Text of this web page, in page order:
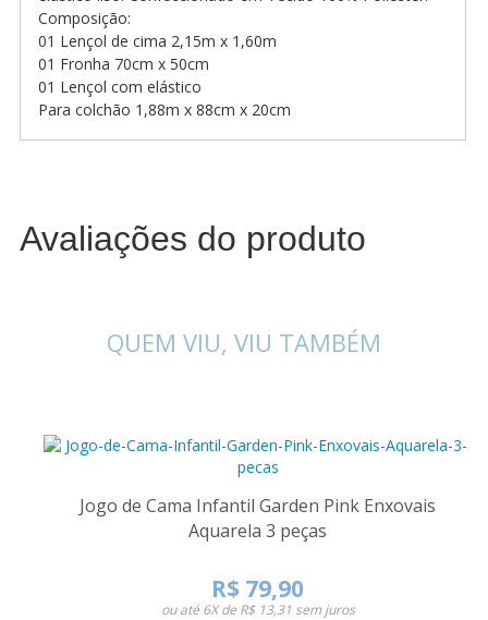
Composição:
01 Lençol de cima 2,15m x 1,60m
01 Fronha 70cm x 50cm
01 Lençol com elástico
Para colchão 1,88m x 88cm x 20cm
Avaliações do produto
QUEM VIU, VIU TAMBÉM
Jogo de Cama Infantil Garden Pink Enxovais
Aquarela 3 peças
R$ 79,90
ou até6X de R$ 13,31 sem juros